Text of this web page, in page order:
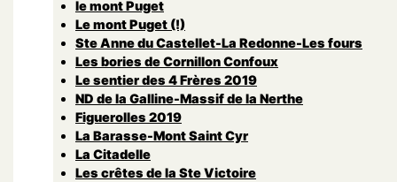
le mont Puget
Le mont Puget (!)
Ste Anne du Castellet-La Redonne-Les fours
Les bories de Cornillon Confoux
Le sentier des 4 Frères 2019
ND de la Galline-Massif de la Nerthe
Figuerolles 2019
La Barasse-Mont Saint Cyr
La Citadelle
Les crêtes de la Ste Victoire